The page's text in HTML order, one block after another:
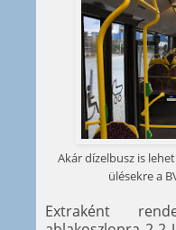
Akár dízelbusz is
ülésekre a
Extraként